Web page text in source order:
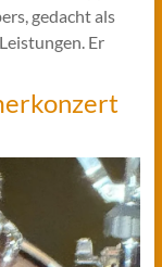
gedacht als
Er